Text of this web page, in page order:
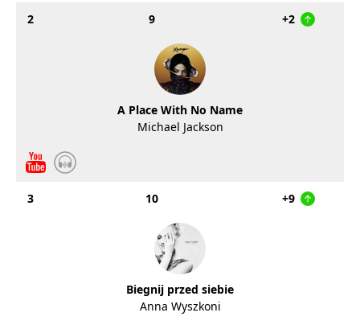
2 9 +2
A Place With No Name
Michael Jackson
3 10 +9
Biegnij przed siebie
Anna Wyszkoni